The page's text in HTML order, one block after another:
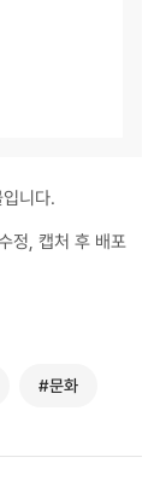
니다.
정, 캡처 후 배포
#문화